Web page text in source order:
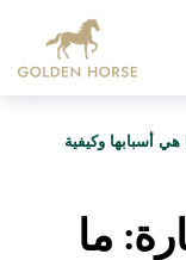
أسبابها وكيفية
ما